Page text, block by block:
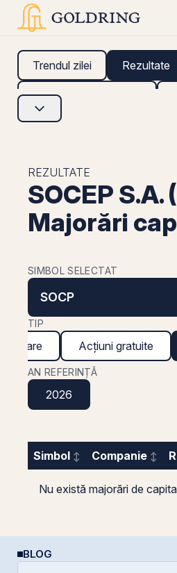
Trendul zilei Rezultate
Analize fundamentale
REZULTATE
SOCEP S.A.
Majorări
SIMBOL SELECTAT
SOCP
TIP
Acțiuni gratuite
AN REFERINȚĂ
2026
Simbol Companie
Nu există majorări de
BLOG